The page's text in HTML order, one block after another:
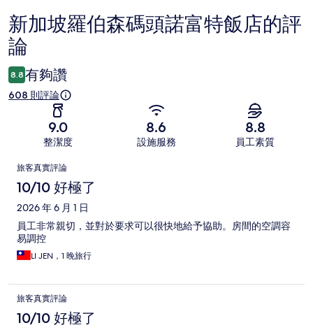
評
論
新加坡羅伯森碼頭諾富特飯店的評
論
8.8 有夠讚
608 則評論
9.0
整潔度
8.6
設施服務
8.8
員工素質
評
論
旅客真實評論
10/10 好極了
2026 年 6 月 1 日
員工非常親切，並對於要求可以很快地給予協助。房間的空調容
易調控
LI JEN，1 晚旅行
旅客真實評論
10/10 好極了